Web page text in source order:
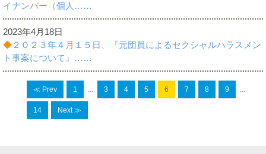
イナンバー（個人……
2023年4月18日
◆２０２３年４月１５日、『元団員によるセクシャルハラスメン
ト事案について』……
≪ Prev 1 ... 3 4 5 6 7 8 9 ...
14 Next ≫